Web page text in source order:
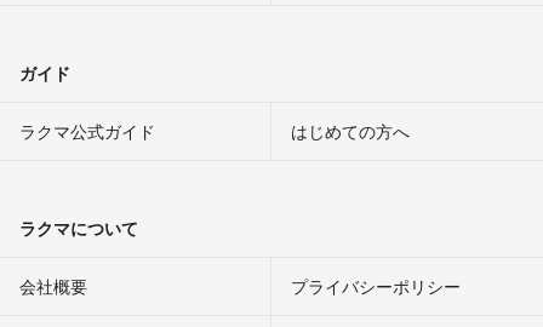
ガイド
ラクマ公式ガイド はじめての方へ
ラクマについて
会社概要 プライバシーポリシー